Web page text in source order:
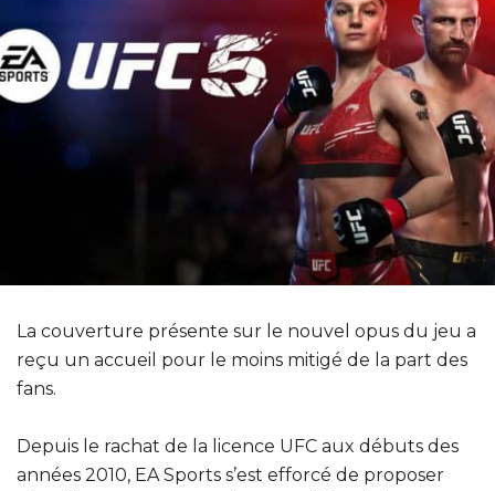
La couverture présente sur le nouvel opus du jeu a
reçu un accueil pour le moins mitigé de la part des
fans.
Depuis le rachat de la licence UFC aux débuts des
années 2010, EA Sports s’est efforcé de proposer